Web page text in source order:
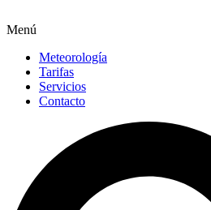
Menú
Meteorología
Tarifas
Servicios
Contacto